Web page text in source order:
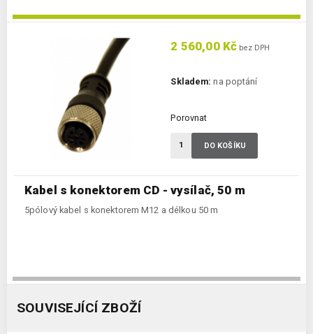
Kabel s konektorem CD - vysílač, 50 m
5pólový kabel s konektorem M12 a délkou 50 m
2 560,00 Kč bez DPH
Skladem: na poptání
Porovnat
DO KOŠÍKU
SOUVISEJÍCÍ ZBOŽÍ